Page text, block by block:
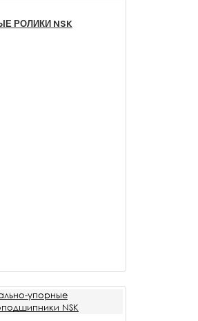
РОЛИКИ NSK